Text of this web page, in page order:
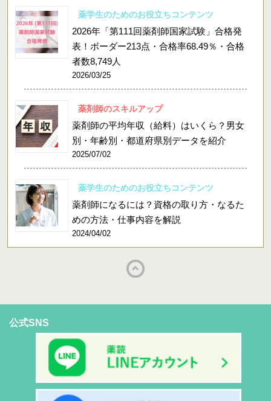
薬学生のためのお役立ちコンテンツ
2026年「第111回薬剤師国家試験」合格発
表！ボーダー213点・合格率68.49％・合格
者数8,749人
2026/03/25
薬剤師のスキルアップ
薬剤師の平均年収（給料）はいくら？男女
別・年齢別・都道府県別データを紹介
2025/07/02
薬学生のためのお役立ちコンテンツ
薬剤師になるには？資格の取り方・なるた
めの方法・仕事内容を解説
2024/04/02
公式SNS